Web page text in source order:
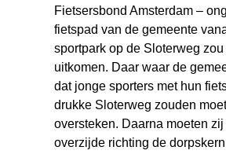
Fietsersbond Amsterdam –
fietspad van de gemeente
sportpark op de Sloterweg zou
uitkomen. Daar waar de
dat jonge sporters met hun
drukke Sloterweg zouden
oversteken. Daarna moeten
overzijde richting de